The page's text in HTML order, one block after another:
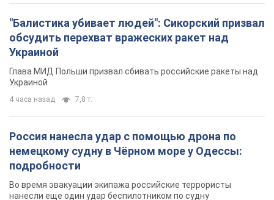
"Балистика убивает людей": Сикорский призвал
обсудить перехват вражеских ракет над
Украиной
Глава МИД Польши призвал сбивать российские ракеты над
Украиной
4 часа назад 7,8 т.
Россия нанесла удар с помощью дрона по
немецкому судну в Чёрном море у Одессы:
подробности
Во время эвакуации экипажа российские террористы
нанесли еще один удар беспилотником по судну